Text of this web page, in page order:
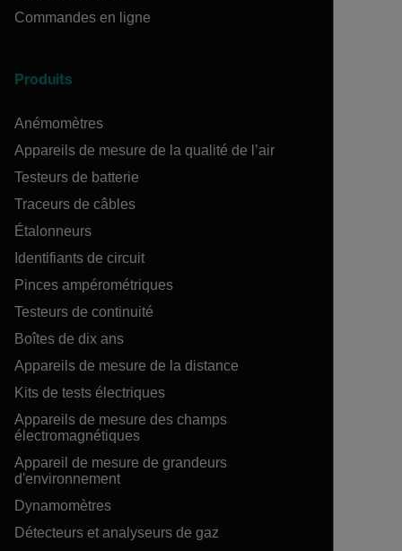
Commandes en ligne
Produits
Anémomètres
Appareils de mesure de la qualité de l’air
Testeurs de batterie
Traceurs de câbles
Étalonneurs
Identifiants de circuit
Pinces ampérométriques
Testeurs de continuité
Boîtes de dix ans
Appareils de mesure de la distance
Kits de tests électriques
Appareils de mesure des champs
électromagnétiques
Appareil de mesure de grandeurs
d'environnement
Dynamomètres
Détecteurs et analyseurs de gaz